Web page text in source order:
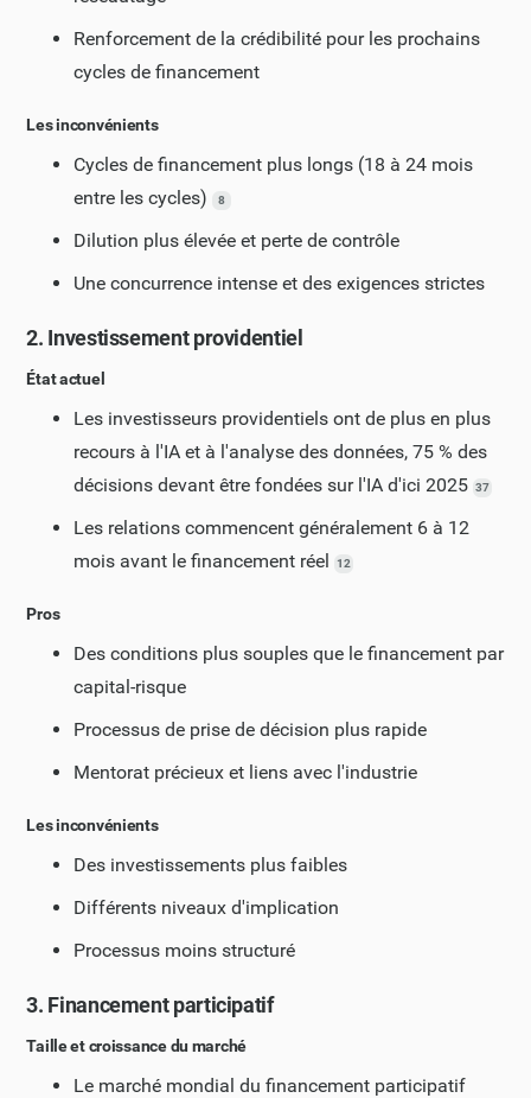
Renforcement de la crédibilité pour les prochains
cycles de financement
Les inconvénients
Cycles de financement plus longs (18 à 24 mois
entre les cycles)
8
Dilution plus élevée et perte de contrôle
Une concurrence intense et des exigences strictes
2. Investissement providentiel
État actuel
Les investisseurs providentiels ont de plus en plus
recours à l'IA et à l'analyse des données, 75 % des
décisions devant être fondées sur l'IA d'ici 2025 37
Les relations commencent généralement 6 à 12
mois avant le financement réel
12
Pros
Des conditions plus souples que le financement par
capital-risque
Processus de prise de décision plus rapide
Mentorat précieux et liens avec l'industrie
Les inconvénients
Des investissements plus faibles
Différents niveaux d'implication
Processus moins structuré
3. Financement participatif
Taille et croissance du marché
Le marché mondial du financement participatif